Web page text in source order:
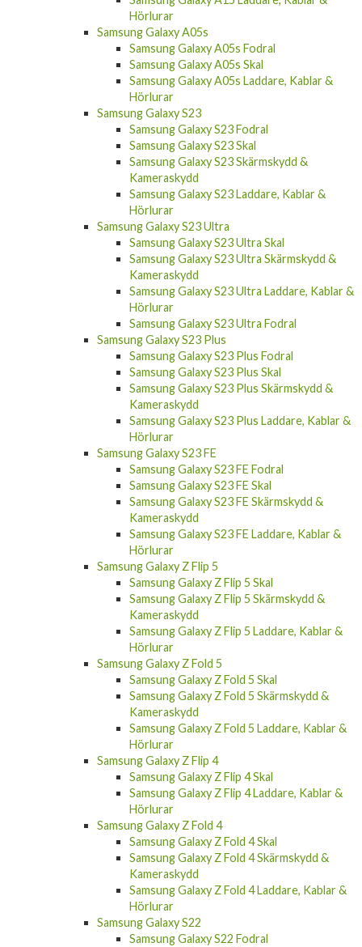
Hörlurar
Samsung Galaxy A05s
Samsung Galaxy A05s Fodral
Samsung Galaxy A05s Skal
Samsung Galaxy A05s Laddare, Kablar &
Hörlurar
Samsung Galaxy S23
Samsung Galaxy S23 Fodral
Samsung Galaxy S23 Skal
Samsung Galaxy S23 Skärmskydd &
Kameraskydd
Samsung Galaxy S23 Laddare, Kablar &
Hörlurar
Samsung Galaxy S23 Ultra
Samsung Galaxy S23 Ultra Skal
Samsung Galaxy S23 Ultra Skärmskydd &
Kameraskydd
Samsung Galaxy S23 Ultra Laddare, Kablar &
Hörlurar
Samsung Galaxy S23 Ultra Fodral
Samsung Galaxy S23 Plus
Samsung Galaxy S23 Plus Fodral
Samsung Galaxy S23 Plus Skal
Samsung Galaxy S23 Plus Skärmskydd &
Kameraskydd
Samsung Galaxy S23 Plus Laddare, Kablar &
Hörlurar
Samsung Galaxy S23 FE
Samsung Galaxy S23 FE Fodral
Samsung Galaxy S23 FE Skal
Samsung Galaxy S23 FE Skärmskydd &
Kameraskydd
Samsung Galaxy S23 FE Laddare, Kablar &
Hörlurar
Samsung Galaxy Z Flip 5
Samsung Galaxy Z Flip 5 Skal
Samsung Galaxy Z Flip 5 Skärmskydd &
Kameraskydd
Samsung Galaxy Z Flip 5 Laddare, Kablar &
Hörlurar
Samsung Galaxy Z Fold 5
Samsung Galaxy Z Fold 5 Skal
Samsung Galaxy Z Fold 5 Skärmskydd &
Kameraskydd
Samsung Galaxy Z Fold 5 Laddare, Kablar &
Hörlurar
Samsung Galaxy Z Flip 4
Samsung Galaxy Z Flip 4 Skal
Samsung Galaxy Z Flip 4 Laddare, Kablar &
Hörlurar
Samsung Galaxy Z Fold 4
Samsung Galaxy Z Fold 4 Skal
Samsung Galaxy Z Fold 4 Skärmskydd &
Kameraskydd
Samsung Galaxy Z Fold 4 Laddare, Kablar &
Hörlurar
Samsung Galaxy S22
Samsung Galaxy S22 Fodral